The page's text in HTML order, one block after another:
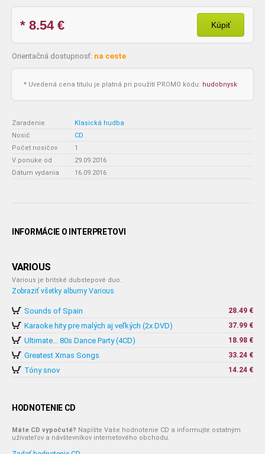
* 8.54€ Kúpiť
Orientačná dostupnosť: na ceste
* Uvedená cena titulu je platná pri použití PROMO kódu: hudobnysk
Zaradenie : Klasická hudba
Nosič
: CD
Počet nosičov
: 1
V ponuke od
: 29.09.2016
Dátum vydania
: 16.09.2016
INFORMÁCIE O INTERPRETOVI
VARIOUS
Various je britské dubstepové duo.
Zobraziť všetky albumy Various
Sounds of Spain 28.49 €
Karaoke hity pre malých aj veľkých (2x DVD) 37.99 €
Ultimate... 80s Dance Party (4CD) 18.98 €
Greatest Xmas Songs 33.24 €
Tóny snov 14.24 €
HODNOTENIE CD
Máte CD vypočuté? Napíšte Vaše hodnotenie CD a informujte ostatným
užívateľov a návštevníkov internetového obchodu.